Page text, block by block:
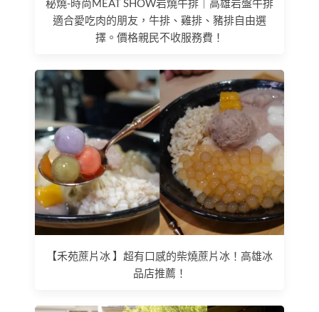
秘燒-時尚MEAT SHOW岩燒牛排｜高雄岩盤牛排
適合愛吃肉的朋友，牛排、雞排、豬排自由選
擇。價格親民不收服務費！
【禾苑蔗片冰 】超有口感的柴燒蔗片冰！高雄冰
品店推薦！